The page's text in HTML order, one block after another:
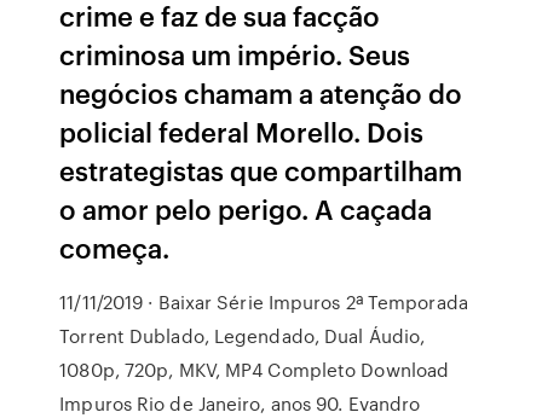
crime e faz de sua facção
criminosa um império. Seus
negócios chamam a atenção do
policial federal Morello. Dois
estrategistas que compartilham
o amor pelo perigo. A caçada
começa.
11/11/2019 · Baixar Série Impuros 2ª Temporada
Torrent Dublado, Legendado, Dual Áudio,
1080p, 720p, MKV, MP4 Completo Download
Impuros Rio de Janeiro, anos 90. Evandro